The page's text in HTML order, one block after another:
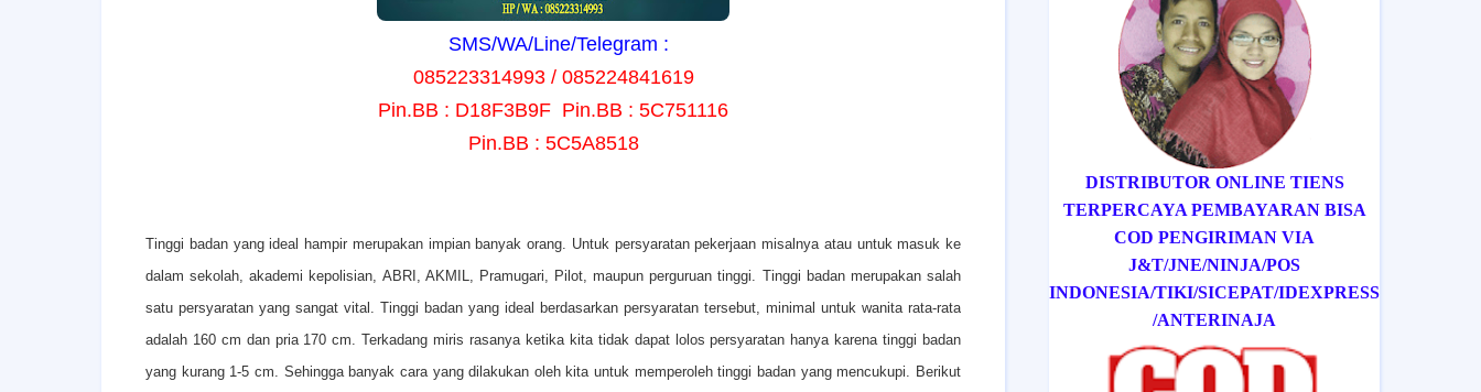
SMS/WA/Line/Telegram :
085223314993 / 085224841619
Pin.BB : D18F3B9F Pin.BB : 5C751116
Pin.BB : 5C5A8518
Tinggi badan yang ideal hampir merupakan impian banyak orang. Untuk persyaratan pekerjaan misalnya atau untuk masuk ke
dalam sekolah, akademi kepolisian, ABRI, AKMIL, Pramugari, Pilot, maupun perguruan tinggi. Tinggi badan merupakan salah
satu persyaratan yang sangat vital. Tinggi badan yang ideal berdasarkan persyaratan tersebut, minimal untuk wanita rata-rata
adalah 160 cm dan pria 170 cm. Terkadang miris rasanya ketika kita tidak dapat lolos persyaratan hanya karena tinggi badan
yang kurang 1-5 cm. Sehingga banyak cara yang dilakukan oleh kita untuk memperoleh tinggi badan yang mencukupi. Berikut
DISTRIBUTOR ONLINE TIENS
TERPERCAYA PEMBAYARAN BISA
COD PENGIRIMAN VIA
J&T/JNE/NINJA/POS
INDONESIA/TIKI/SICEPAT/IDEXPRESS
/ANTERINAJA